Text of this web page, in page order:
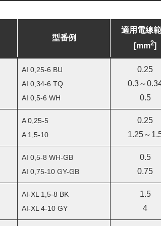
型番例
適用電線
[mm2]
AI 0,25-6 BU
AI 0,34-6 TQ
AI 0,5-6 WH
0.25
0.3～
0.5
A 0,25-5
A 1,5-10
0.25
1.25～
AI 0,5-8 WH-GB
AI 0,75-10 GY-GB
0.5
0.75
AI-XL 1,5-8 BK
AI-XL 4-10 GY
1.5
4